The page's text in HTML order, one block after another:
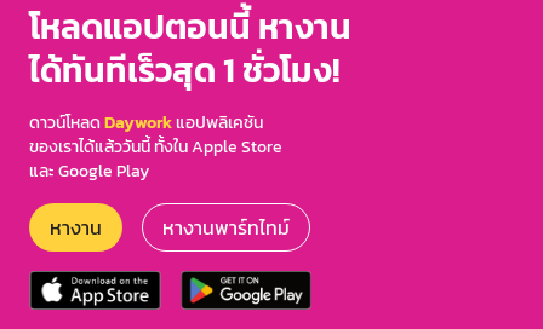
โหลดแอปตอนนี้ หางาน
ได้ทันทีเร็วสุด 1 ชั่วโมง!
ดาวน์โหลดDayworkแอปพลิเคชัน
ของเราได้แล้ววันนี้ ทั้งใน Apple Store
และ Google Play
หางาน หางานพาร์ทไทม์